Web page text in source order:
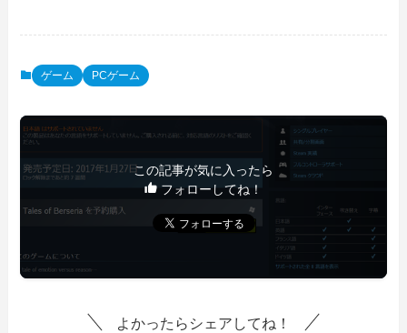
ゲーム PCゲーム
この記事が気に入ったら
フォローしてね！
よかったらシェアしてね！